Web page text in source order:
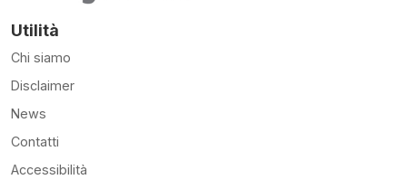
Utilità
Chi siamo
Disclaimer
News
Contatti
Accessibilità